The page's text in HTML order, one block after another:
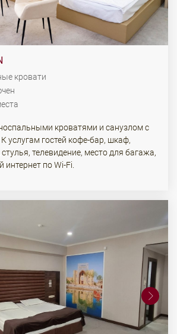
кровати
кроватями и санузлом с
услугам гостей кофе-бар, шкаф,
телевидение, место для багажа,
интернет по Wi-Fi.